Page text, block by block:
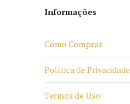
Informações
Como Comprar
Política de Privacidade
Termos de Uso